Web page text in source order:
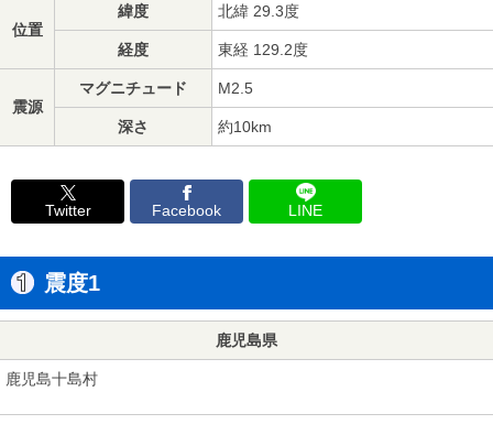
位置
緯度 北緯 29.3度
経度 東経 129.2度
震源
マグニチュード M2.5
深さ 約10km
Twitter Facebook LINE
震度1
鹿児島県
鹿児島十島村